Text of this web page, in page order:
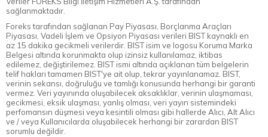
sağlanmaktadır.
Foreks tarafından sağlanan Pay Piyasası, Borçlanma Araçları
Piyasası, Vadeli İşlem ve Opsiyon Piyasası verileri BIST kaynaklı en
az 15 dakika gecikmeli verilerdir. BIST isim ve logosu Koruma Marka
Belgesi altında korunmakta olup izinsiz kullanılamaz, iktibas
edilemez, değiştirilemez. BIST ismi altında açıklanan tüm belgelerin
telif hakları tamamen BIST'ye ait olup, tekrar yayınlanamaz. BIST,
verinin sekansı, doğruluğu ve tamlığı konusunda herhangi bir garanti
vermez. Veri yayınında oluşabilecek aksaklıklar, verinin ulaşmaması,
gecikmesi, eksik ulaşması, yanlış olması, veri yayın sistemindeki
perfomansın düşmesi veya kesintili olması gibi hallerde Alıcı, Alt Alıcı
ve / veya Kullanıcılarda oluşabilecek herhangi bir zarardan BIST
sorumlu değildir.